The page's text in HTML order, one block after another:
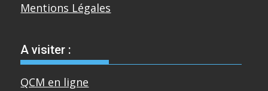
Mentions Légales
A visiter :
QCM en ligne